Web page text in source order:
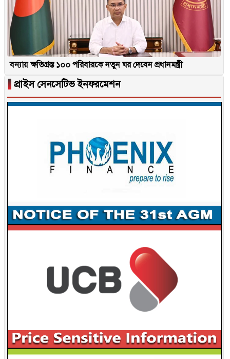
বন্যায় ক্ষতিগ্রস্ত ১০০ পরিবারকে নতুন ঘর দেবেন প্রধানমন্ত্রী
▐ প্রাইস সেনসেটিভ ইনফরমেশন